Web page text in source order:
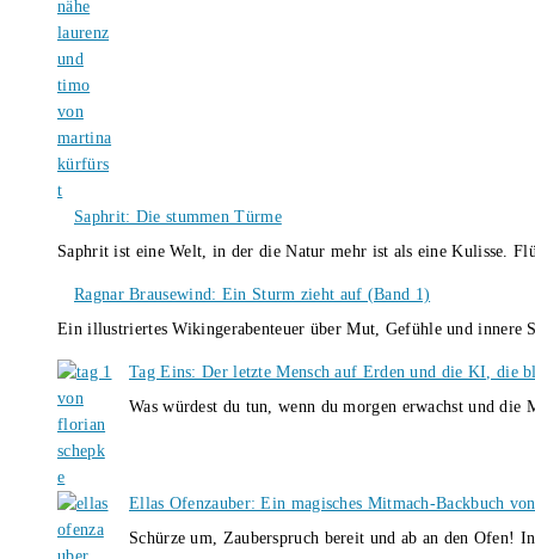
Saphrit: Die stummen Türme
Saphrit ist eine Welt, in der die Natur mehr ist als eine Kulisse.
Ragnar Brausewind: Ein Sturm zieht auf (Band 1)
Ein illustriertes Wikingerabenteuer über Mut, Gefühle und
Tag Eins: Der letzte Mensch auf Erden und die KI, die
Was würdest du tun, wenn du morgen erwachst und
Ellas Ofenzauber: Ein magisches Mitmach-Backbuch
Schürze um, Zauberspruch bereit und ab an den Ofen!